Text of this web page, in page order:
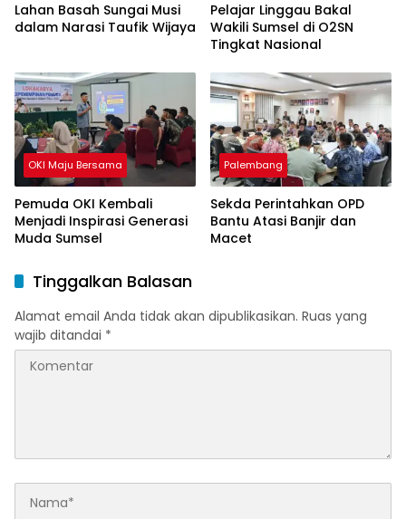
Lahan Basah Sungai Musi
dalam Narasi Taufik Wijaya
Pelajar Linggau Bakal
Wakili Sumsel di O2SN
Tingkat Nasional
OKI Maju Bersama
Pemuda OKI Kembali
Menjadi Inspirasi Generasi
Muda Sumsel
Palembang
Sekda Perintahkan OPD
Bantu Atasi Banjir dan
Macet
Tinggalkan Balasan
Alamat email Anda tidak akan dipublikasikan. Ruas yang
wajib ditandai *